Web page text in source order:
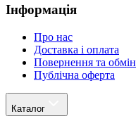
Інформація
Про нас
Доставка і оплата
Повернення та обмін
Публічна оферта
Каталог